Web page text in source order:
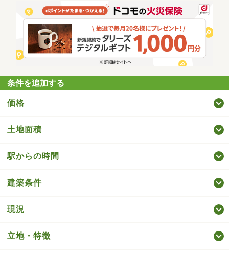
条件を追加する
価格
土地面積
駅からの時間
建築条件
現況
立地・特徴